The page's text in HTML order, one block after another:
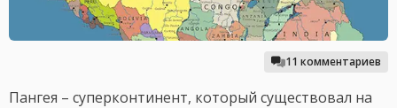
11 комментариев
Пангея – суперконтинент, который существовал на